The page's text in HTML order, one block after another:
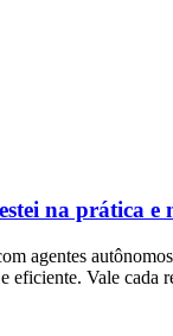
na prática e
agentes
eficiente. Vale cada